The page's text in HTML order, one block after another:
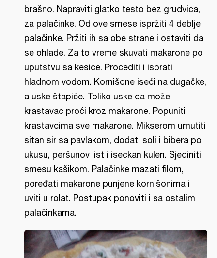
brašno. Napraviti glatko testo bez grudvica,
za palačinke. Od ove smese ispržiti 4 deblje
palačinke. Pržiti ih sa obe strane i ostaviti da
se ohlade. Za to vreme skuvati makarone po
uputstvu sa kesice. Procediti i isprati
hladnom vodom. Kornišone iseći na dugačke,
a uske štapiće. Toliko uske da može
krastavac proći kroz makarone. Popuniti
krastavcima sve makarone. Mikserom umutiti
sitan sir sa pavlakom, dodati soli i bibera po
ukusu, peršunov list i iseckan kulen. Sjediniti
smesu kašikom. Palačinke mazati filom,
poređati makarone punjene kornišonima i
uviti u rolat. Postupak ponoviti i sa ostalim
palačinkama.